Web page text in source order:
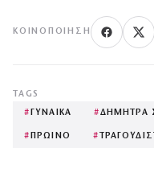
ΚΟΙΝΟΠΟΊΗΣΗ
TAGS
# ΓΥΝΑΙΚΑ #ΔΗΜΗΤΡΑ
# ΠΡΩΙΝΟ #